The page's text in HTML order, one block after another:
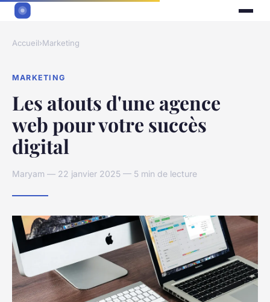
Accueil›Marketing
MARKETING
Les atouts d'une agence
web pour votre succès
digital
Maryam — 22 janvier 2025 — 5 min de lecture